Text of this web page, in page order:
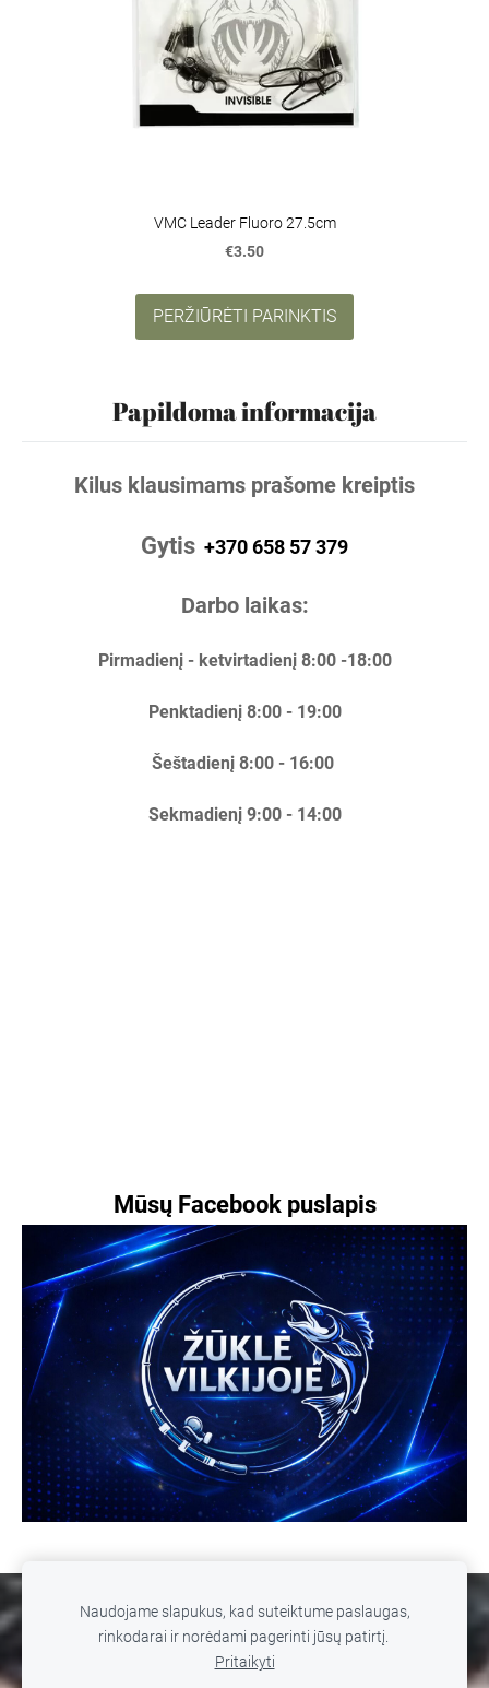
Papildoma informacija
Kilus klausimams prašome kreiptis
Gytis +370 658 57 379
Darbo laikas:
Pirmadienį - ketvirtadienį 8:00 -18:00
Penktadienį 8:00 - 19:00
Šeštadienį 8:00 - 16:00
Sekmadienį 9:00 - 14:00
Mūsų Facebook puslapis
VMC Leader Fluoro 27.5cm
€3.50
PERŽIŪRĖTI PARINKTIS
SLAPUKAI
© 2026 MB WILD FISHING. Žūklė Vilkijoje. Visos teisės
Naudojame slapukus, kad suteiktume paslaugas,
rinkodarai ir norėdami pagerinti jūsų patirtį.
Pritaikyti